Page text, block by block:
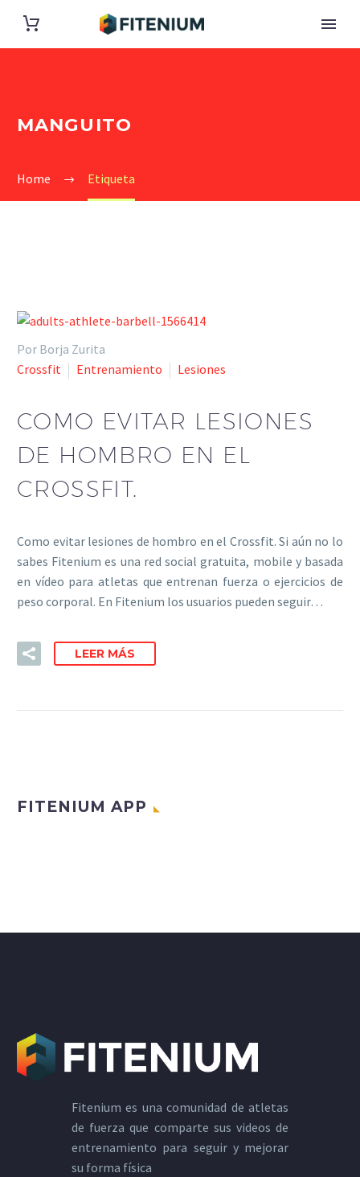
MANGUITO
Home Etiqueta
Por Borja Zurita
Crossfit
Entrenamiento Lesiones
COMO EVITAR LESIONES
DE HOMBRO EN EL
CROSSFIT.
Como evitar lesiones de hombro en el Crossfit. Si aún no lo
sabes Fitenium es una red social gratuita, mobile y basada
en vídeo para atletas que entrenan fuerza o ejercicios de
peso corporal. En Fitenium los usuarios pueden seguir…
LEER MÁS
FITENIUM APP
Fitenium es una comunidad de atletas
de fuerza que comparte sus videos de
entrenamiento para seguir y mejorar
su forma física